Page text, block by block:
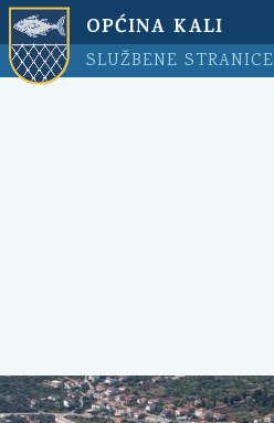
OPĆINA KALI
SLUŽBENE STRANICE